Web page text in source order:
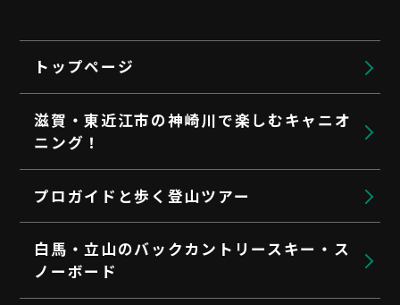
トップページ
滋賀・東近江市の神崎川で楽しむキャニオ
ニング！
プロガイドと歩く登山ツアー
白馬・立山のバックカントリースキー・ス
ノーボード